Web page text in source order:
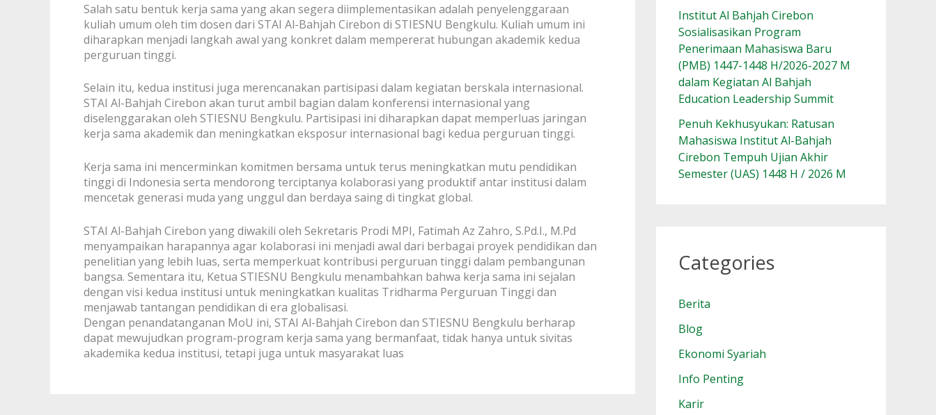
Salah satu bentuk kerja sama yang akan segera diimplementasikan adalah penyelenggaraan
kuliah umum oleh tim dosen dari STAI Al-Bahjah Cirebon di STIESNU Bengkulu. Kuliah umum ini
diharapkan menjadi langkah awal yang konkret dalam mempererat hubungan akademik kedua
perguruan tinggi.
Selain itu, kedua institusi juga merencanakan partisipasi dalam kegiatan berskala internasional.
STAI Al-Bahjah Cirebon akan turut ambil bagian dalam konferensi internasional yang
diselenggarakan oleh STIESNU Bengkulu. Partisipasi ini diharapkan dapat memperluas jaringan
kerja sama akademik dan meningkatkan eksposur internasional bagi kedua perguruan tinggi.
Kerja sama ini mencerminkan komitmen bersama untuk terus meningkatkan mutu pendidikan
tinggi di Indonesia serta mendorong terciptanya kolaborasi yang produktif antar institusi dalam
mencetak generasi muda yang unggul dan berdaya saing di tingkat global.
STAI Al-Bahjah Cirebon yang diwakili oleh Sekretaris Prodi MPI, Fatimah Az Zahro, S.Pd.I., M.Pd
menyampaikan harapannya agar kolaborasi ini menjadi awal dari berbagai proyek pendidikan dan
penelitian yang lebih luas, serta memperkuat kontribusi perguruan tinggi dalam pembangunan
bangsa. Sementara itu, Ketua STIESNU Bengkulu menambahkan bahwa kerja sama ini sejalan
dengan visi kedua institusi untuk meningkatkan kualitas Tridharma Perguruan Tinggi dan
menjawab tantangan pendidikan di era globalisasi.
Dengan penandatanganan MoU ini, STAI Al-Bahjah Cirebon dan STIESNU Bengkulu berharap
dapat mewujudkan program-program kerja sama yang bermanfaat, tidak hanya untuk sivitas
akademika kedua institusi, tetapi juga untuk masyarakat luas
Institut Al Bahjah Cirebon
Sosialisasikan Program
Penerimaan Mahasiswa Baru
(PMB) 1447-1448 H/2026-2027 M
dalam Kegiatan Al Bahjah
Education Leadership Summit
Penuh Kekhusyukan: Ratusan
Mahasiswa Institut Al-Bahjah
Cirebon Tempuh Ujian Akhir
Semester (UAS) 1448 H / 2026 M
Categories
Berita
Blog
Ekonomi Syariah
Info Penting
Karir